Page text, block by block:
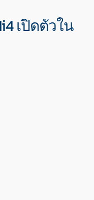
เปิดตัวใน